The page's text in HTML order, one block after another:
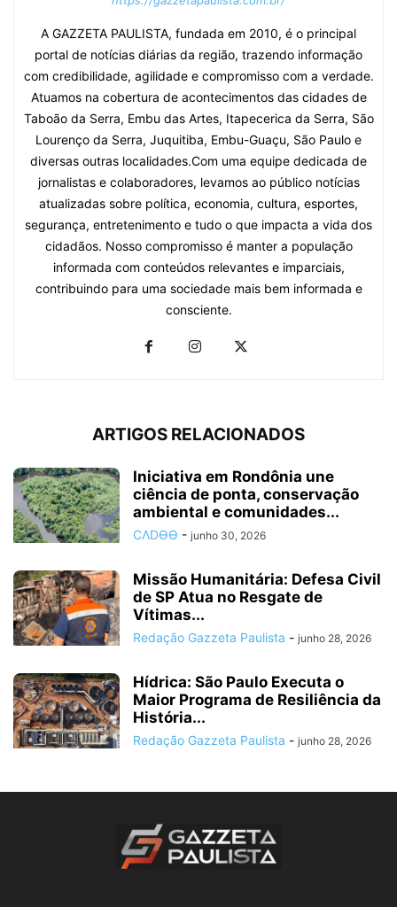
A GAZZETA PAULISTA, fundada em 2010, é o principal
portal de notícias diárias da região, trazendo informação
com credibilidade, agilidade e compromisso com a verdade.
Atuamos na cobertura de acontecimentos das cidades de
Taboão da Serra, Embu das Artes, Itapecerica da Serra, São
Lourenço da Serra, Juquitiba, Embu-Guaçu, São Paulo e
diversas outras localidades.Com uma equipe dedicada de
jornalistas e colaboradores, levamos ao público notícias
atualizadas sobre política, economia, cultura, esportes,
segurança, entretenimento e tudo o que impacta a vida dos
cidadãos. Nosso compromisso é manter a população
informada com conteúdos relevantes e imparciais,
contribuindo para uma sociedade mais bem informada e
consciente.
ARTIGOS RELACIONADOS
Iniciativa em Rondônia une
ciência de ponta, conservação
ambiental e comunidades...
CΛDӨӨ - junho 30, 2026
Missão Humanitária: Defesa Civil
de SP Atua no Resgate de
Vítimas...
Redação Gazzeta Paulista - junho 28, 2026
Hídrica: São Paulo Executa o
Maior Programa de Resiliência da
História...
Redação Gazzeta Paulista - junho 28, 2026